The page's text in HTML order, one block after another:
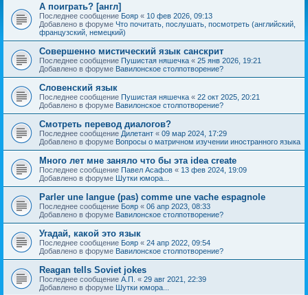
А поиграть? [англ]
Последнее сообщение Бояр « 10 фев 2026, 09:13
Добавлено в форуме Что почитать, послушать, посмотреть (английский,
французский, немецкий)
Совершенно мистический язык санскрит
Последнее сообщение Пушистая няшечка « 25 янв 2026, 19:21
Добавлено в форуме Вавилонское столпотворение?
Словенский язык
Последнее сообщение Пушистая няшечка « 22 окт 2025, 20:21
Добавлено в форуме Вавилонское столпотворение?
Смотреть перевод диалогов?
Последнее сообщение Дилетант « 09 мар 2024, 17:29
Добавлено в форуме Вопросы о матричном изучении иностранного языка
Много лет мне заняло что бы эта idea create
Последнее сообщение Павел Асафов « 13 фев 2024, 19:09
Добавлено в форуме Шутки юмора...
Parler une langue (pas) comme une vache espagnole
Последнее сообщение Бояр « 06 апр 2023, 08:33
Добавлено в форуме Вавилонское столпотворение?
Угадай, какой это язык
Последнее сообщение Бояр « 24 апр 2022, 09:54
Добавлено в форуме Вавилонское столпотворение?
Reagan tells Soviet jokes
Последнее сообщение А.П. « 29 авг 2021, 22:39
Добавлено в форуме Шутки юмора...